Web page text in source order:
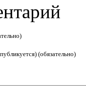
(обязательно)